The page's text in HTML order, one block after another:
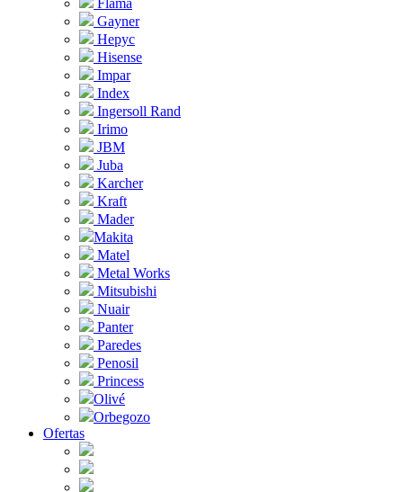
Gayner
Hepyc
Hisense
Impar
Index
Ingersoll Rand
Irimo
JBM
Juba
Karcher
Kraft
Mader
Makita
Matel
Metal Works
Mitsubishi
Nuair
Panter
Paredes
Penosil
Princess
Olivé
Orbegozo
Ofertas